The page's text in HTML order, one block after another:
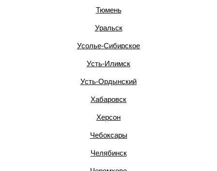
Тюмень
Уральск
Усолье-Сибирское
Усть-Илимск
Усть-Ордынский
Хабаровск
Херсон
Чебоксары
Челябинск